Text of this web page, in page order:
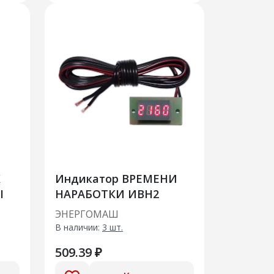
Индикатор ВРЕМЕНИ
НАРАБОТКИ ИВН2
ЭНЕРГОМАШ
В наличии: 3 шт.
509.39 ₽